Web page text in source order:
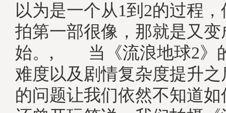
以为是一个从1到2的过程
拍第一部很像，那就是又
始。, 当《流浪地球2》
难度以及剧情复杂度提升
的问题让我们依然不知道